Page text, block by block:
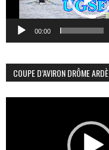
00:00
COUPE D’AVIRON DRÔME